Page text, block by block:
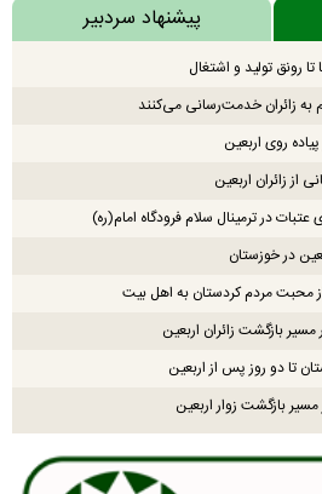
پیشنهاد سردبیر
رونق تولید و اشتغال
از زائران اربعین
در ترمینال سلام فرودگاه امام(ره)
در خوزستان
محبت مردم کردستان به اهل بیت
بازگشت زائران اربعین
تا دو روز پس از اربعین